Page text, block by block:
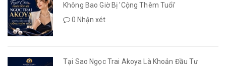
Không Bao Giờ Bị 'Cộng Thêm Tuổi'
0 Nhận xét
Tại Sao Ngọc Trai Akoya Là Khoản Đầu Tư